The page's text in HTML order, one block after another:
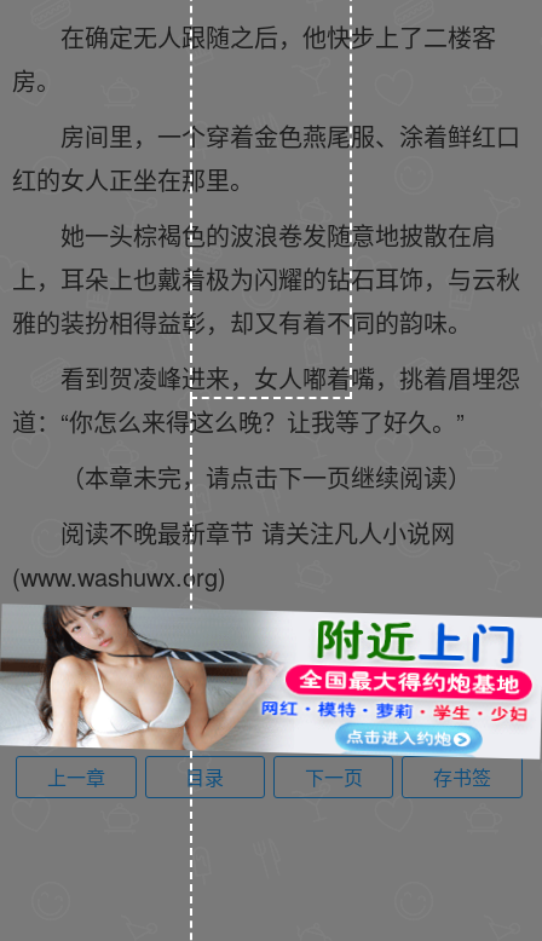
在确定无人跟随之后，他快步上了二楼客
房。
房间里，一个穿着金色燕尾服、涂着鲜红口
红的女人正坐在那里。
她一头棕褐色的波浪卷发随意地披散在肩
上，耳朵上也戴着极为闪耀的钻石耳饰，与云秋
雅的装扮相得益彰，却又有着不同的韵味。
看到贺凌峰进来，女人嘟着嘴，挑着眉埋怨
道：“你怎么来得这么晚？让我等了好久。”
（本章未完，请点击下一页继续阅读）
阅读不晚最新章节 请关注凡人小说网
(www.washuwx.org)
上一章 目录 下一页 存书签